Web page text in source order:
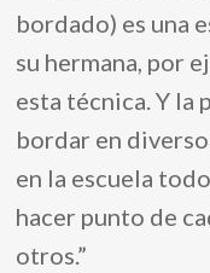
bordado) es una
su hermana, por
esta técnica. Y la
bordar en
en la escuela
hacer punto de
otros.”